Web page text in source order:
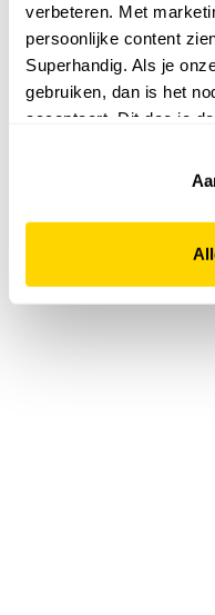
verbeteren. Met
persoonlijke content
Superhandig. Als je
gebruiken, dan is het
accepteert. Dit doe je
website niet optimaal